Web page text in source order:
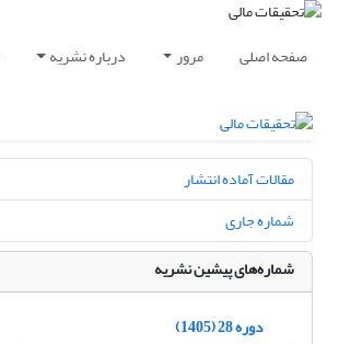
صفحه اصلی مرور درباره نشریه
مقالات آماده انتشار
شماره جاری
شماره‌های پیشین نشریه
دوره 28 (1405)